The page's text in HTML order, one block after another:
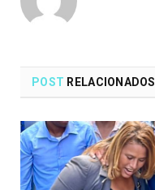
POST RELACIONADOS